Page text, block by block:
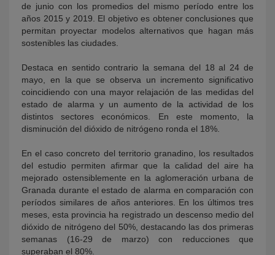
de junio con los promedios del mismo período entre los
años 2015 y 2019. El objetivo es obtener conclusiones que
permitan proyectar modelos alternativos que hagan más
sostenibles las ciudades.
Destaca en sentido contrario la semana del 18 al 24 de
mayo, en la que se observa un incremento significativo
coincidiendo con una mayor relajación de las medidas del
estado de alarma y un aumento de la actividad de los
distintos sectores económicos. En este momento, la
disminución del dióxido de nitrógeno ronda el 18%.
En el caso concreto del territorio granadino, los resultados
del estudio permiten afirmar que la calidad del aire ha
mejorado ostensiblemente en la aglomeración urbana de
Granada durante el estado de alarma en comparación con
períodos similares de años anteriores. En los últimos tres
meses, esta provincia ha registrado un descenso medio del
dióxido de nitrógeno del 50%, destacando las dos primeras
semanas (16-29 de marzo) con reducciones que
superaban el 80%.